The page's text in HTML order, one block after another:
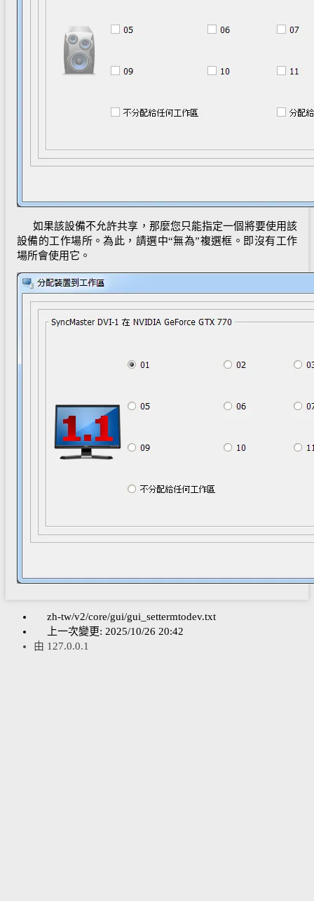
如果該設備不允許共享，那麼您只能指定一個將要使用該
設備的工作場所。為此，請選中“無為”複選框。即沒有工作
場所會使用它。
zh-tw/v2/core/gui/gui_settermtodev.txt
上一次變更: 2025/10/26 20:42
由 127.0.0.1